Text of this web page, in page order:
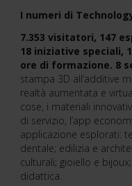
I numeri di
7.353 visitatori, 147
18 iniziative speciali,
ore di formazione. 8
stampa 3D all’additive
realtà aumentata e
cose, i materiali
di servizio, l’app
applicazione esplorati:
dentale; edilizia e
culturali; gioiello e
didattica.